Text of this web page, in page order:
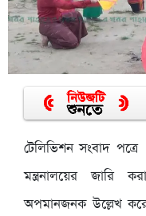
টেলিভিশন সংবাদ
মন্ত্রনালয়ের জারি
অপমানজনক উল্লেখ করে